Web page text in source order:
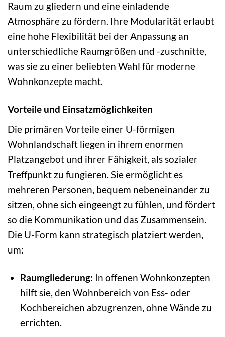
Raum zu gliedern und eine einladende
Atmosphäre zu fördern. Ihre Modularität erlaubt
eine hohe Flexibilität bei der Anpassung an
unterschiedliche Raumgrößen und -zuschnitte,
was sie zu einer beliebten Wahl für moderne
Wohnkonzepte macht.
Vorteile und Einsatzmöglichkeiten
Die primären Vorteile einer U-förmigen
Wohnlandschaft liegen in ihrem enormen
Platzangebot und ihrer Fähigkeit, als sozialer
Treffpunkt zu fungieren. Sie ermöglicht es
mehreren Personen, bequem nebeneinander zu
sitzen, ohne sich eingeengt zu fühlen, und fördert
so die Kommunikation und das Zusammensein.
Die U-Form kann strategisch platziert werden,
um:
Raumgliederung: In offenen Wohnkonzepten
hilft sie, den Wohnbereich von Ess- oder
Kochbereichen abzugrenzen, ohne Wände zu
errichten.